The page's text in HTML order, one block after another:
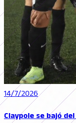
14/7/2026
Claypole se bajó